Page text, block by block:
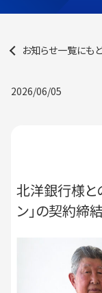
お知らせ一覧にも
2026/06/05
北洋銀行様と
ン」の契約締